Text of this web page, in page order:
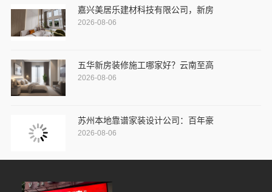
嘉兴美居乐建材科技有限公司，新房
2026-08-06
五华新房装修施工哪家好？云南至高
2026-08-06
苏州本地靠谱家装设计公司：百年豪
2026-08-06